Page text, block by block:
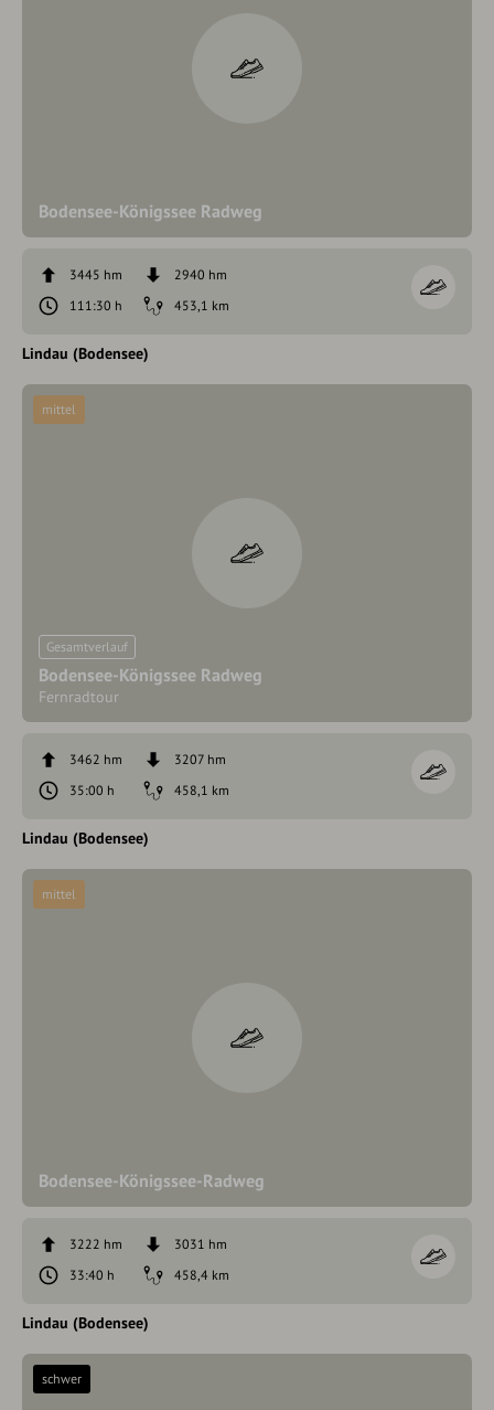
Bodensee-Königssee Radweg
3445 hm
2940 hm
111:30 h
453,1 km
Lindau (Bodensee)
Gesamtverlauf
Bodensee-Königssee Radweg
Fernradtour
mittel
3462 hm
3207 hm
35:00 h
458,1 km
Lindau (Bodensee)
Bodensee-Königssee-Radweg
mittel
3222 hm
3031 hm
33:40 h
458,4 km
Lindau (Bodensee)
schwer